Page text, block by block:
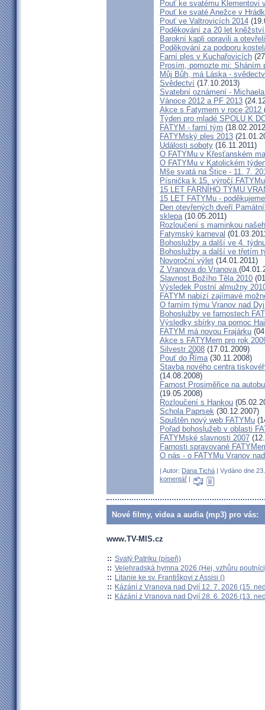
Pouť ke svatému Klementovi
Pouť ke svaté Anežce v
Pouť ve Valtrovicích 2014
Poděkování za 20 let
Barokní kapli opravili a
Poděkování za podporu
Farní ples v Kuchařovicích
Prosím, pomozte mi: Sháním
Můj Bůh, má Láska -
Svědectví (17.10.2013)
Svatební oznámení -
Vánoce 2012 a PF 2013
Akce s Fatymem v roce 2012
Týden pro mladé SPOLU K
FATYM - farní tým
FATYMský ples 2013
Události soboty (16.11.2011)
O FATYMu v Křesťanském
O FATYMu v Katolickém
Mše svatá na Štice - 11. 7.
Písnička k 15. výročí FATYMu
15 LET FARNÍHO TÝMU
15 LET FATYMu -
Den otevřených dveří
sklepa(10.05.2011)
Rozloučení s maminkou
Fatymský karneval
Bohoslužby a další ve 4.
Bohoslužby a další ve třetím
Novoroční výlet (14.01.2011)
Z Vranova do Vranova
Slavnost Božího Těla 2010
Výsledek Postní almužny
FATYM nabízí zajímavé
O farním týmu Vranov nad
Bohoslužby ve farnostech
Výsledky sbírky na pomoc
FATYM má novou Frajárku
Akce s FATYMem pro rok
Silvestr 2008 (17.01.2009)
Pouť do Říma(30.11.2008)
Stavba nového centra
(14.08.2008)
Farnost Prosiměřice na
(19.05.2008)
Rozloučení s Hankou
Schola Paprsek (30.12.2007)
Spuštěn nový web FATYMu
Pořad bohoslužeb v oblasti
FATYMské slavnosti 2007
Farnosti spravované
O nás - o FATYMu Vranov
| Autor: Dana Tichá | Vydáno dne
komentář |
Nové filmy, videa a audia (mp3) pro vás:
www.TV-MIS.cz
:: Svatý Patriku (píseň)
:: Velehradská hymna 2026 (Hej, vzhůru
:: Litanie ke sv. Františkovi z Assisi ()
:: Kázání z Vranova nad Dyjí 12. 7. 2026 (15.
:: Kázání z Vranova nad Dyjí 28. 6. 2026 (13.